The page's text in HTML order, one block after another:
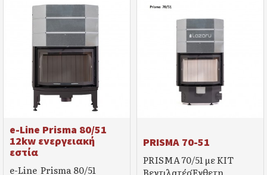
e-Line Prisma 80/51
12kw ενεργειακή
εστία
e-Line Prisma 80/51
PRISMA 70-51
PRISMA 70/51 με ΚΙΤ
ΒεντιλατέρΈνθετη